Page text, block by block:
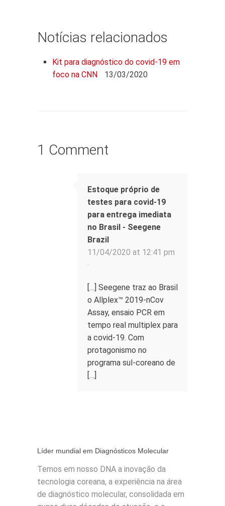
Notícias relacionados
Kit para diagnóstico do covid-19 em
foco na CNN
13/03/2020
1 Comment
Estoque próprio de
testes para covid-19
para entrega imediata
no Brasil - Seegene
Brazil
11/04/2020 at 12:41 pm
·
[…] Seegene traz ao Brasil
o Allplex™ 2019-nCov
Assay, ensaio PCR em
tempo real multiplex para
a covid-19. Com
protagonismo no
programa sul-coreano de
[…]
Líder mundial em Diagnósticos Molecular
Temos em nosso DNA a inovação da
tecnologia coreana, a experiência na área
de diagnóstico molecular, consolidada em